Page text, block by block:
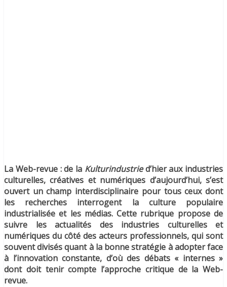
La Web-revue : de la Kulturindustried’hier aux industries
culturelles, créatives et numériques d’aujourd’hui, s’est
ouvert un champ interdisciplinaire pour tous ceux dont
les recherches interrogent la culture populaire
industrialisée et les médias. Cette rubrique propose de
suivre les actualités des industries culturelles et
numériques du côté des acteurs professionnels, qui sont
souvent divisés quant à la bonne stratégie à adopter face
à l’innovation constante, d’où des débats « internes »
dont doit tenir compte l’approche critique de la Web-
revue.